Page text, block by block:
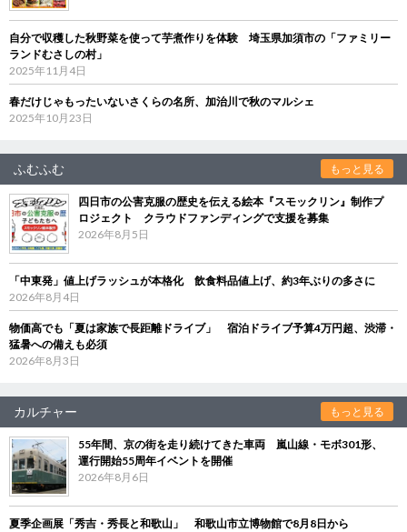
自分で収穫した秋野菜を使って芋煮作りを体験 埼玉県加須市の「ファミリー
ランドむさしの村」
2025年11月4日
春だけじゃもったいないさくらの名所、加治川で秋のマルシェ
2025年10月23日
ふむふむ もっと見る
四日市の公害克服の歴史を伝える絵本『スモックリン』制作プ
ロジェクト クラウドファンディングで支援を募集
2026年8月5日
「中東発」値上げラッシュが本格化 飲食料品値上げ、約3年ぶりの多さに
2026年8月4日
物価高でも「夏は家族で長距離ドライブ」 宿泊ドライブ予算4万円超、渋滞・
猛暑への備えも必須
2026年8月3日
カルチャー もっと見る
55年間、京の街を走り続けてきた車両 嵐山線・モボ301形、
運行開始55周年イベントを開催
2026年8月6日
夏季企画展「秀吉・秀長と和歌山」 和歌山市立博物館で8月8日から